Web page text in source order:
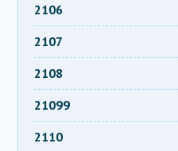
2106
2107
2108
21099
2110